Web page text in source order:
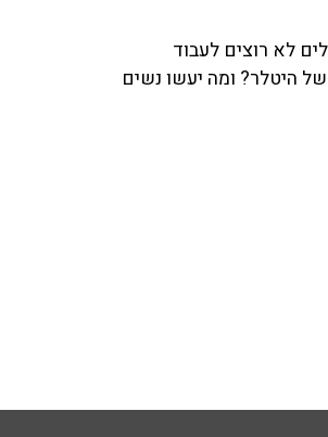
לא רוצים לעבוד
היטלר? ומה יעשו נשים